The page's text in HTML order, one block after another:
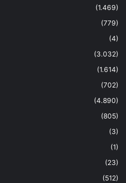
(1.469)
(779)
(4)
(3.032)
(1.614)
(702)
(4.890)
(805)
(3)
(1)
(23)
(512)